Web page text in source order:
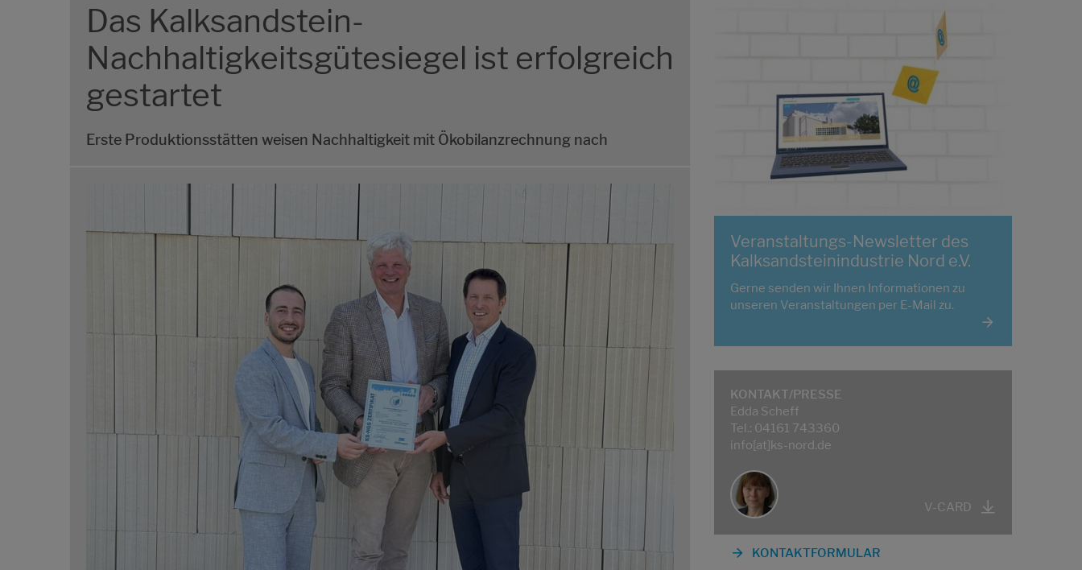
Das Kalksandstein-
Nachhaltigkeitsgütesiegel ist erfolgreich
gestartet
Erste Produktionsstätten weisen Nachhaltigkeit mit Ökobilanzrechnung nach
Veranstaltungs-Newsletter des
Kalksandsteinindustrie Nord e.V.
Gerne senden wir Ihnen Informationen zu
unseren Veranstaltungen per E-Mail zu.
KONTAKT/PRESSE
Edda Scheff
Tel.: 04161 743360
info[at]ks-nord.de
V-CARD
KONTAKTFORMULAR